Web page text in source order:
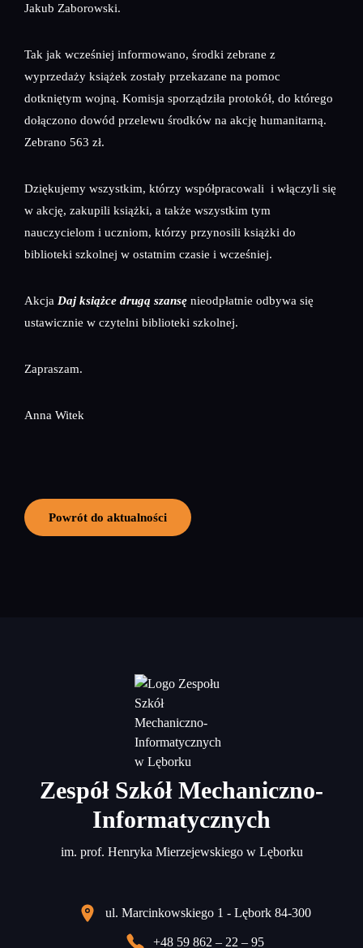
Jakub Zaborowski.
Tak jak wcześniej informowano, środki zebrane z
wyprzedaży książek zostały przekazane na pomoc
dotkniętym wojną. Komisja sporządziła protokół, do którego
dołączono dowód przelewu środków na akcję humanitarną.
Zebrano 563 zł.
Dziękujemy wszystkim, którzy współpracowali i włączyli się
w akcję, zakupili książki, a także wszystkim tym
nauczycielom i uczniom, którzy przynosili książki do
biblioteki szkolnej w ostatnim czasie i wcześniej.
Akcja Daj książce drugą szansę nieodpłatnie odbywa się
ustawicznie w czytelni biblioteki szkolnej.
Zapraszam.
Anna Witek
Powrót do aktualności
Zespół Szkół Mechaniczno-
Informatycznych
im. prof. Henryka Mierzejewskiego w Lęborku
ul. Marcinkowskiego 1 - Lębork 84-300
+48 59 862 – 22 – 95